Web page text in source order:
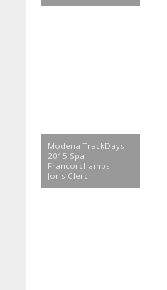
Modena TrackDays
2015 Spa
Francorchamps –
Joris Clerc